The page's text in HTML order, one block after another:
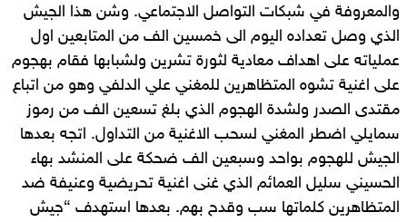
والمعروفة في شبكات التواصل الاجتماعي. وشن هذا الجيش
الذي وصل تعداده اليوم الى خمسين الف من المتابعين اول
عملياته على اهداف معادية لثورة تشرين ولشبابها فقام بهجوم
على اغنية تشوه المتظاهرين للمغني علي الدلفي وهو من اتباع
مقتدى الصدر ولشدة الهجوم الذي بلغ تسعين الف من رموز
سمايلي اضطر المغني لسحب الاغنية من التداول. اتجه بعدها
الجيش للهجوم بواحد وسبعين الف ضحكة على المنشد بهاء
الحسيني سليل العمائم الذي غنى اغنية تحريضية وعنيفة ضد
المتظاهرين كلماتها سب وقدح بهم. بعدها استهدف “جيش